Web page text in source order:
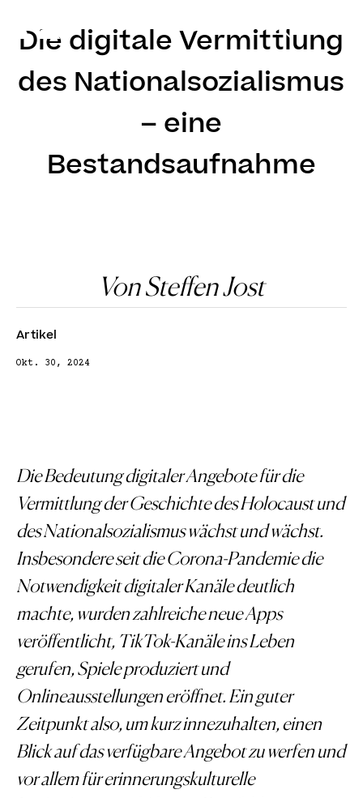
DE
Die digitale Vermittlung
des Nationalsozialismus
– eine
Bestandsaufnahme
Von Steffen Jost
Artikel
Okt. 30, 2024
Die Bedeutung digitaler Angebote für die
Vermittlung der Geschichte des Holocaust und
des Nationalsozialismus wächst und wächst.
Insbesondere seit die Corona-Pandemie die
Notwendigkeit digitaler Kanäle deutlich
machte, wurden zahlreiche neue Apps
veröffentlicht, TikTok-Kanäle ins Leben
gerufen, Spiele produziert und
Onlineausstellungen eröffnet. Ein guter
Zeitpunkt also, um kurz innezuhalten, einen
Blick auf das verfügbare Angebot zu werfen und
vor allem für erinnerungskulturelle